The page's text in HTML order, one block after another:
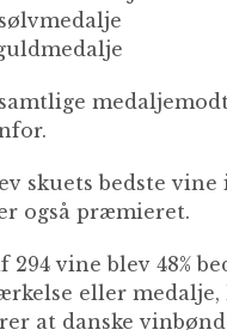
skuets bedste vine
også præmieret.
294 vine blev 48%
eller medalje,
at danske